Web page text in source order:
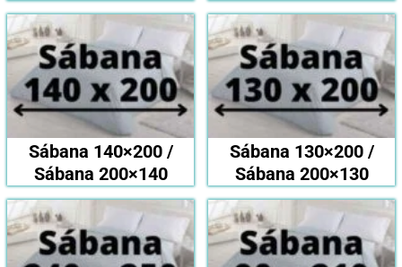
Sábana 140×200 /
Sábana 200×140
Sábana 130×200 /
Sábana 200×130